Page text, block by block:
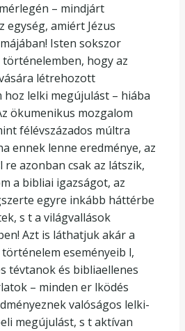
– mindjárt
egység, amiért Jézus
Isten sokszor
hogy az
létrehozott
hoz lelki megújulást – hiába
ökumenikus mozgalom
félévszázados múltra
ennek lenne eredménye, az
re azonban csak az látszik,
a bibliai igazságot, az
egyre inkább háttérbe
s t a világvallások
Azt is láthatjuk akár a
eseményeib l,
tévtanok és bibliaellenes
– minden er lködés
valóságos lelki-
megújulást, s t aktívan